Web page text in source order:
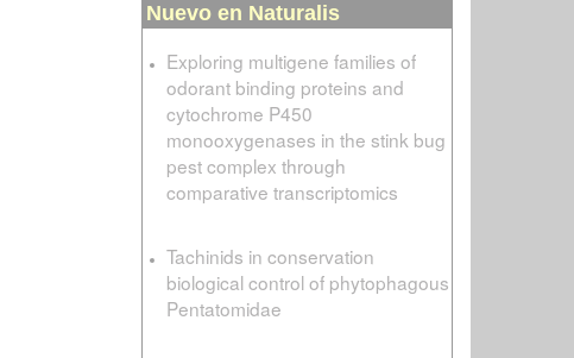
Nuevo en Naturalis
Exploring multigene families of
odorant binding proteins and
cytochrome P450
monooxygenases in the stink bug
pest complex through
comparative transcriptomics
Tachinids in conservation
biological control of phytophagous
Pentatomidae